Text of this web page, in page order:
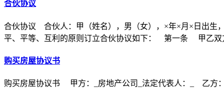
合伙协议
合伙协议 合伙人：甲（姓名），男（女），×年×月×日出
平、平等、互利的原则订立合伙协议如下： 第一条 甲乙双
购买房屋协议书
购买房屋协议书 甲方：_房地产公司_法定代表人：_ 乙方